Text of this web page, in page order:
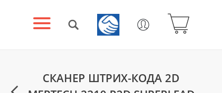
СКАНЕР ШТРИХ-КОДА 2D